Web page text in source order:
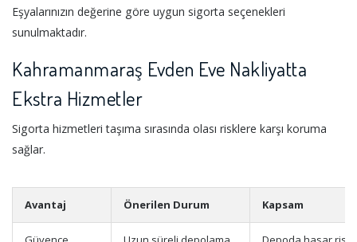
Eşyalarınızın değerine göre uygun sigorta seçenekleri
sunulmaktadır.
Kahramanmaraş Evden Eve Nakliyatta
Ekstra Hizmetler
Sigorta hizmetleri taşıma sırasında olası risklere karşı koruma
sağlar.
Avantaj Önerilen Durum Kapsam